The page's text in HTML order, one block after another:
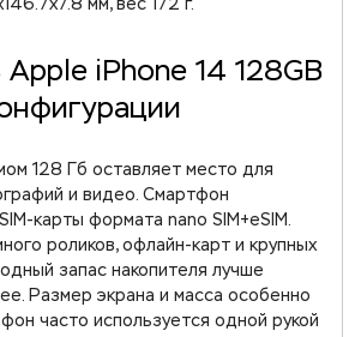
мм, вес 172 г.
Apple iPhone 14 128GB
128 Гб оставляет место для
и видео. Смартфон
карты формата nano SIM+eSIM.
роликов, офлайн-карт и крупных
запас накопителя лучше
Размер экрана и масса особенно
часто используется одной рукой